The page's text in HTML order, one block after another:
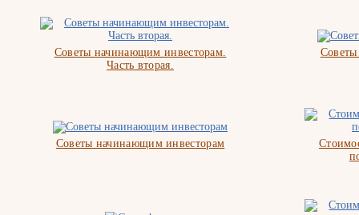
Советы начинающим инвесторам.
Часть вторая.
Советы начинающим инвесторам